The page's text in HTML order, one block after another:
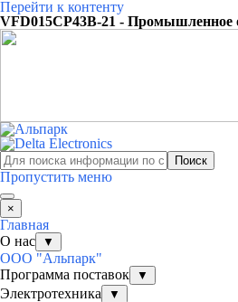
Перейти к контенту
VFD015CP43B-21 - Промышленное
Поиск
Пропустить меню
×
Главная
О нас
▼
ООО "Альпарк"
Программа поставок
▼
Электротехника ▼